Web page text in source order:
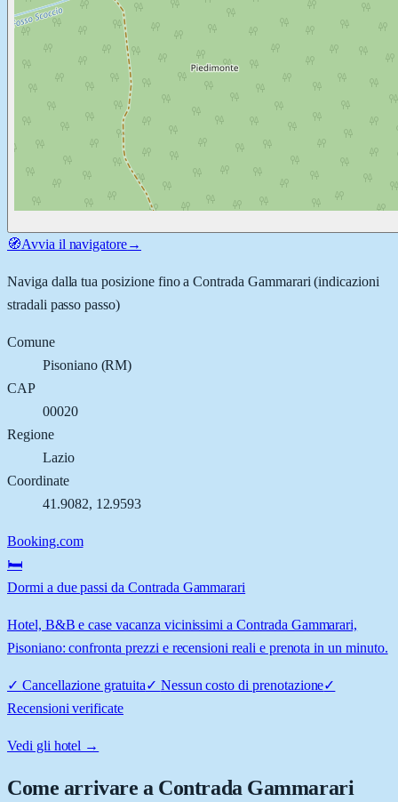
🧭Avvia il navigatore→
Naviga dalla tua posizione fino aContrada Gammarari (indicazioni
stradali passo passo)
Comune
Pisoniano(RM)
CAP
00020
Regione
Lazio
Coordinate
41.9082, 12.9593
Booking.com
🛏️
Dormi a due passi da Contrada Gammarari
Hotel, B&B e case vacanza vicinissimi a Contrada Gammarari,
Pisoniano: confronta prezzi e recensioni reali e prenota in un minuto.
✓ Cancellazione gratuita✓ Nessun costo di prenotazione✓
Recensioni verificate
Vedi gli hotel →
Come arrivare a Contrada Gammarari